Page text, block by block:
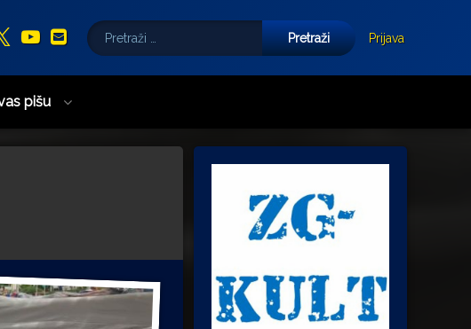
X.com
YouTube
E-mail
Pretraži:
Prijava
pišu